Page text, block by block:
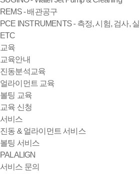
REMS - 배관공구
PCE INSTRUMENTS - 측정, 시험, 검사,
ETC
교육
교육안내
진동분석교육
얼라이먼트 교육
볼팅 교육
교육 신청
서비스
진동 & 얼라이먼트 서비스
볼팅 서비스
PALALIGN
서비스 문의